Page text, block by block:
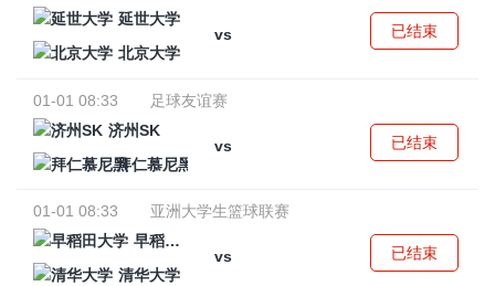
延世大学
vs
北京大学
已结束
01-01 08:33
足球友谊赛
济州SK
vs
拜仁慕尼黑
已结束
01-01 08:33
亚洲大学生篮球联赛
早稻田大学
vs
清华大学
已结束